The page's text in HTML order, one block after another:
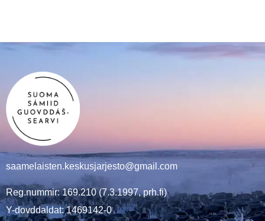
saamelaisten.keskusjarjesto@gmail.com
Reg.nummir: 169.210 (7.3.1997, prh.fi)
Y-dovddaldat: 1469142-0